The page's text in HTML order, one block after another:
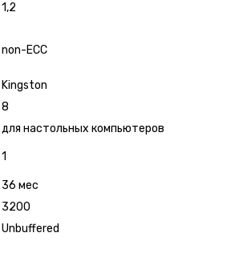
1,2
non-ECC
Kingston
8
для настольных компьютеров
1
36 мес
3200
Unbuffered